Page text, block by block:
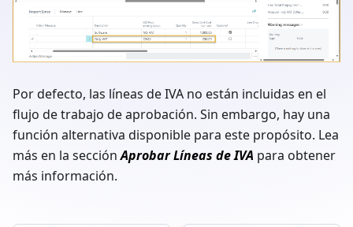
Por defecto, las líneas de IVA no están incluidas en el
flujo de trabajo de aprobación. Sin embargo, hay una
función alternativa disponible para este propósito. Lea
más en la secciónAprobar Líneas de IVA para obtener
más información.